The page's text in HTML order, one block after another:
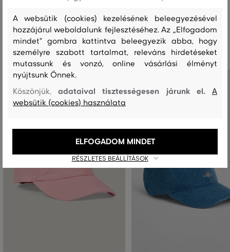
Ajánlott termékek
A websütik (cookies) kezelésének beleegyezésével
hozzájárul weboldalunk fejlesztéséhez. Az „Elfogadom
mindet" gombra kattintva beleegyezik abba, hogy
személyre szabott tartalmat, releváns hirdetéseket
mutassunk és vonzó, online vásárlási élményt
nyújtsunk Önnek.
Köszönjük,adataival tisztességesen járunk el.A
websütik (cookies) használata
RÉSZLETES BEÁLLÍTÁSOK
ELFOGADOM MINDET